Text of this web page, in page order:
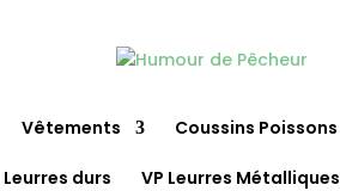
Vêtements Coussins Poissons
Leurres durs VP Leurres Métalliques